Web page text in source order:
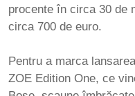
procente în circa 30 de
circa 700 de euro.
Pentru a marca
ZOE Edition One, ce